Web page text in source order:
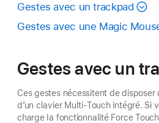
Gestes avec un trackpad
Gestes avec une Magic
Gestes avec un
Ces gestes nécessitent de disposer
d’un clavier Multi-Touch intégré. Si
charge la fonctionnalité Force